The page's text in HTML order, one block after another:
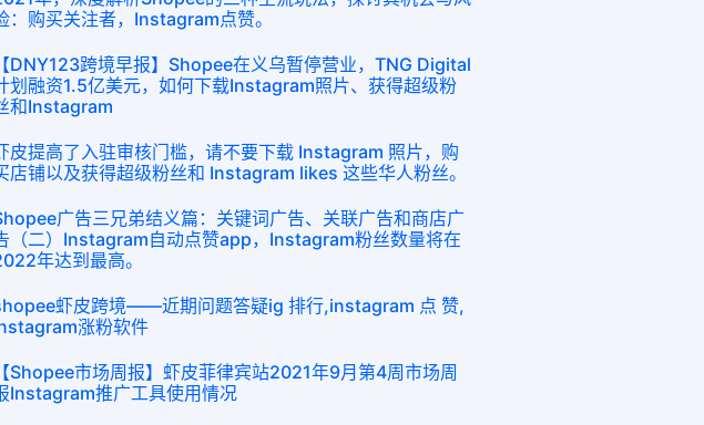
：购买关注者，Instagram点赞。
【DNY123跨境早报】Shopee在义乌暂停营业，TNG Digital
划融资1.5亿美元，如何下载Instagram照片、获得超级粉
和Instagram
皮提高了入驻审核门槛，请不要下载 Instagram 照片，购
店铺以及获得超级粉丝和 Instagram likes 这些华人粉丝。
广告三兄弟结义篇：关键词广告、关联广告和商店广
（二）Instagram自动点赞app，Instagram粉丝数量将在
年达到最高。
虾皮跨境——近期问题答疑ig 排行,instagram 点 赞,
涨粉软件
【Shopee市场周报】虾皮菲律宾站2021年9月第4周市场周
Instagram推广工具使用情况